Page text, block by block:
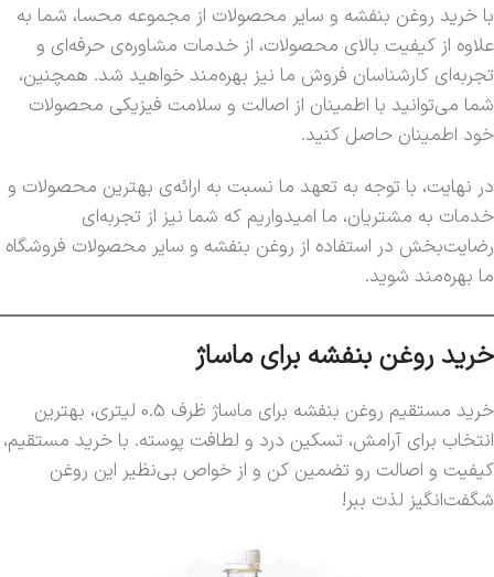
با خرید روغن بنفشه و سایر محصولات از مجموعه محسا، شما به
علاوه از کیفیت بالای محصولات، از خدمات مشاوره‌ی حرفه‌ای و
تجربه‌ای کارشناسان فروش ما نیز بهره‌مند خواهید شد. همچنین،
شما می‌توانید با اطمینان از اصالت و سلامت فیزیکی محصولات
خود اطمینان حاصل کنید.
در نهایت، با توجه به تعهد ما نسبت به ارائه‌ی بهترین محصولات و
خدمات به مشتریان، ما امیدواریم که شما نیز از تجربه‌ای
رضایت‌بخش در استفاده از روغن بنفشه و سایر محصولات فروشگاه
ما بهره‌مند شوید.
خرید روغن بنفشه برای ماساژ
خرید مستقیم روغن بنفشه برای ماساژ ظرف 0.5 لیتری، بهترین
انتخاب برای آرامش، تسکین درد و لطافت پوسته. با خرید مستقیم،
کیفیت و اصالت رو تضمین کن و از خواص بی‌نظیر این روغن
شگفت‌انگیز لذت ببر!